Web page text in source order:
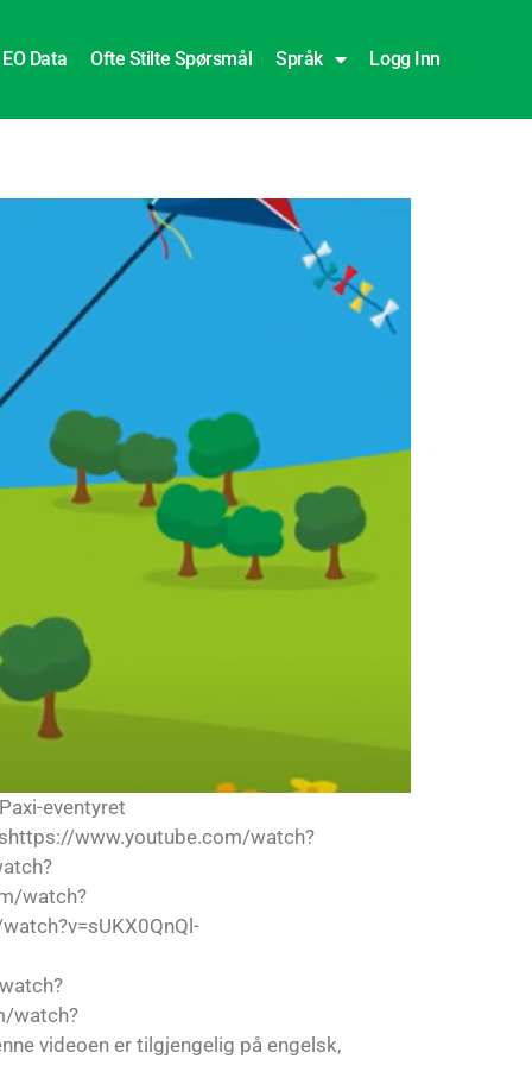
EO Data Ofte Stilte Spørsmål Språk Logg Inn
eventyret
www.youtube.com/watch?
watch?
watch?
videoen er tilgjengelig på engelsk,